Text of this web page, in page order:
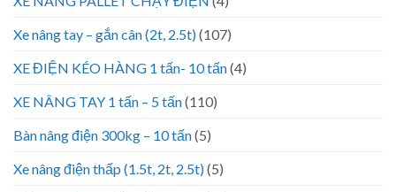
Xe nâng tay – gắn cân (2t, 2.5t)(107)
XE ĐIỆN KÉO HÀNG 1 tấn- 10 tấn(4)
XE NÂNG TAY 1 tấn – 5 tấn(110)
Bàn nâng điện 300kg – 10 tấn(5)
Xe nâng điện thấp (1.5t, 2t, 2.5t)(5)